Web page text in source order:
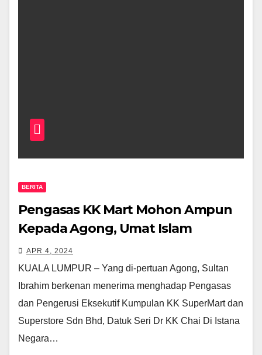
BERITA
Pengasas KK Mart Mohon Ampun
Kepada Agong, Umat Islam
APR 4, 2024
KUALA LUMPUR – Yang di-pertuan Agong, Sultan
Ibrahim berkenan menerima menghadap Pengasas
dan Pengerusi Eksekutif Kumpulan KK SuperMart dan
Superstore Sdn Bhd, Datuk Seri Dr KK Chai Di Istana
Negara…